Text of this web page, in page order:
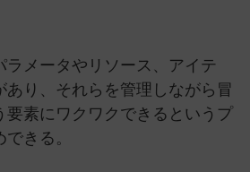
ラメータやリソース、アイテ
あり、それらを管理しながら冒
要素にワクワクできるというプ
きる。